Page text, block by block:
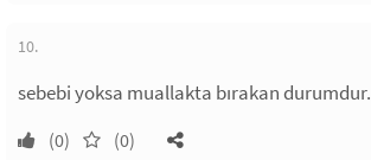
10.
sebebi yoksa muallakta bırakan durumdur.
(0) (0)